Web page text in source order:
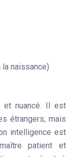
la naissance)
et nuancé. Il est
étrangers, mais
intelligence est
patient et